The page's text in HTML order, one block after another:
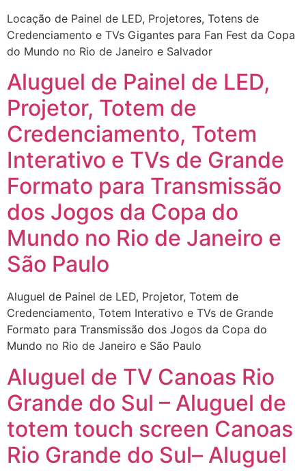
Locação de Painel de LED, Projetores, Totens de
Credenciamento e TVs Gigantes para Fan Fest da Copa
do Mundo no Rio de Janeiro e Salvador
Aluguel de Painel de LED,
Projetor, Totem de
Credenciamento, Totem
Interativo e TVs de Grande
Formato para Transmissão
dos Jogos da Copa do
Mundo no Rio de Janeiro e
São Paulo
Aluguel de Painel de LED, Projetor, Totem de
Credenciamento, Totem Interativo e TVs de Grande
Formato para Transmissão dos Jogos da Copa do
Mundo no Rio de Janeiro e São Paulo
Aluguel de TV Canoas Rio
Grande do Sul – Aluguel de
totem touch screen Canoas
Rio Grande do Sul– Aluguel